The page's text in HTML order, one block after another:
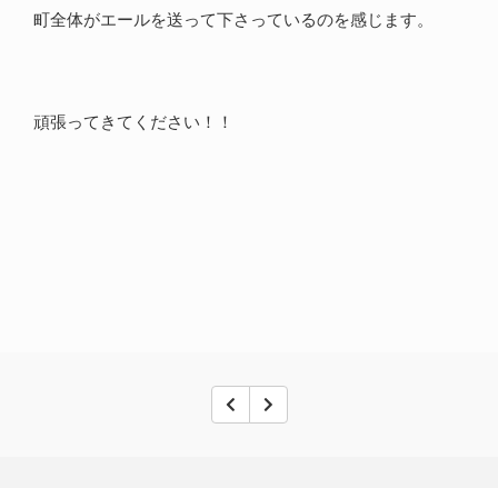
町全体がエールを送って下さっているのを感じます。
頑張ってきてください！！